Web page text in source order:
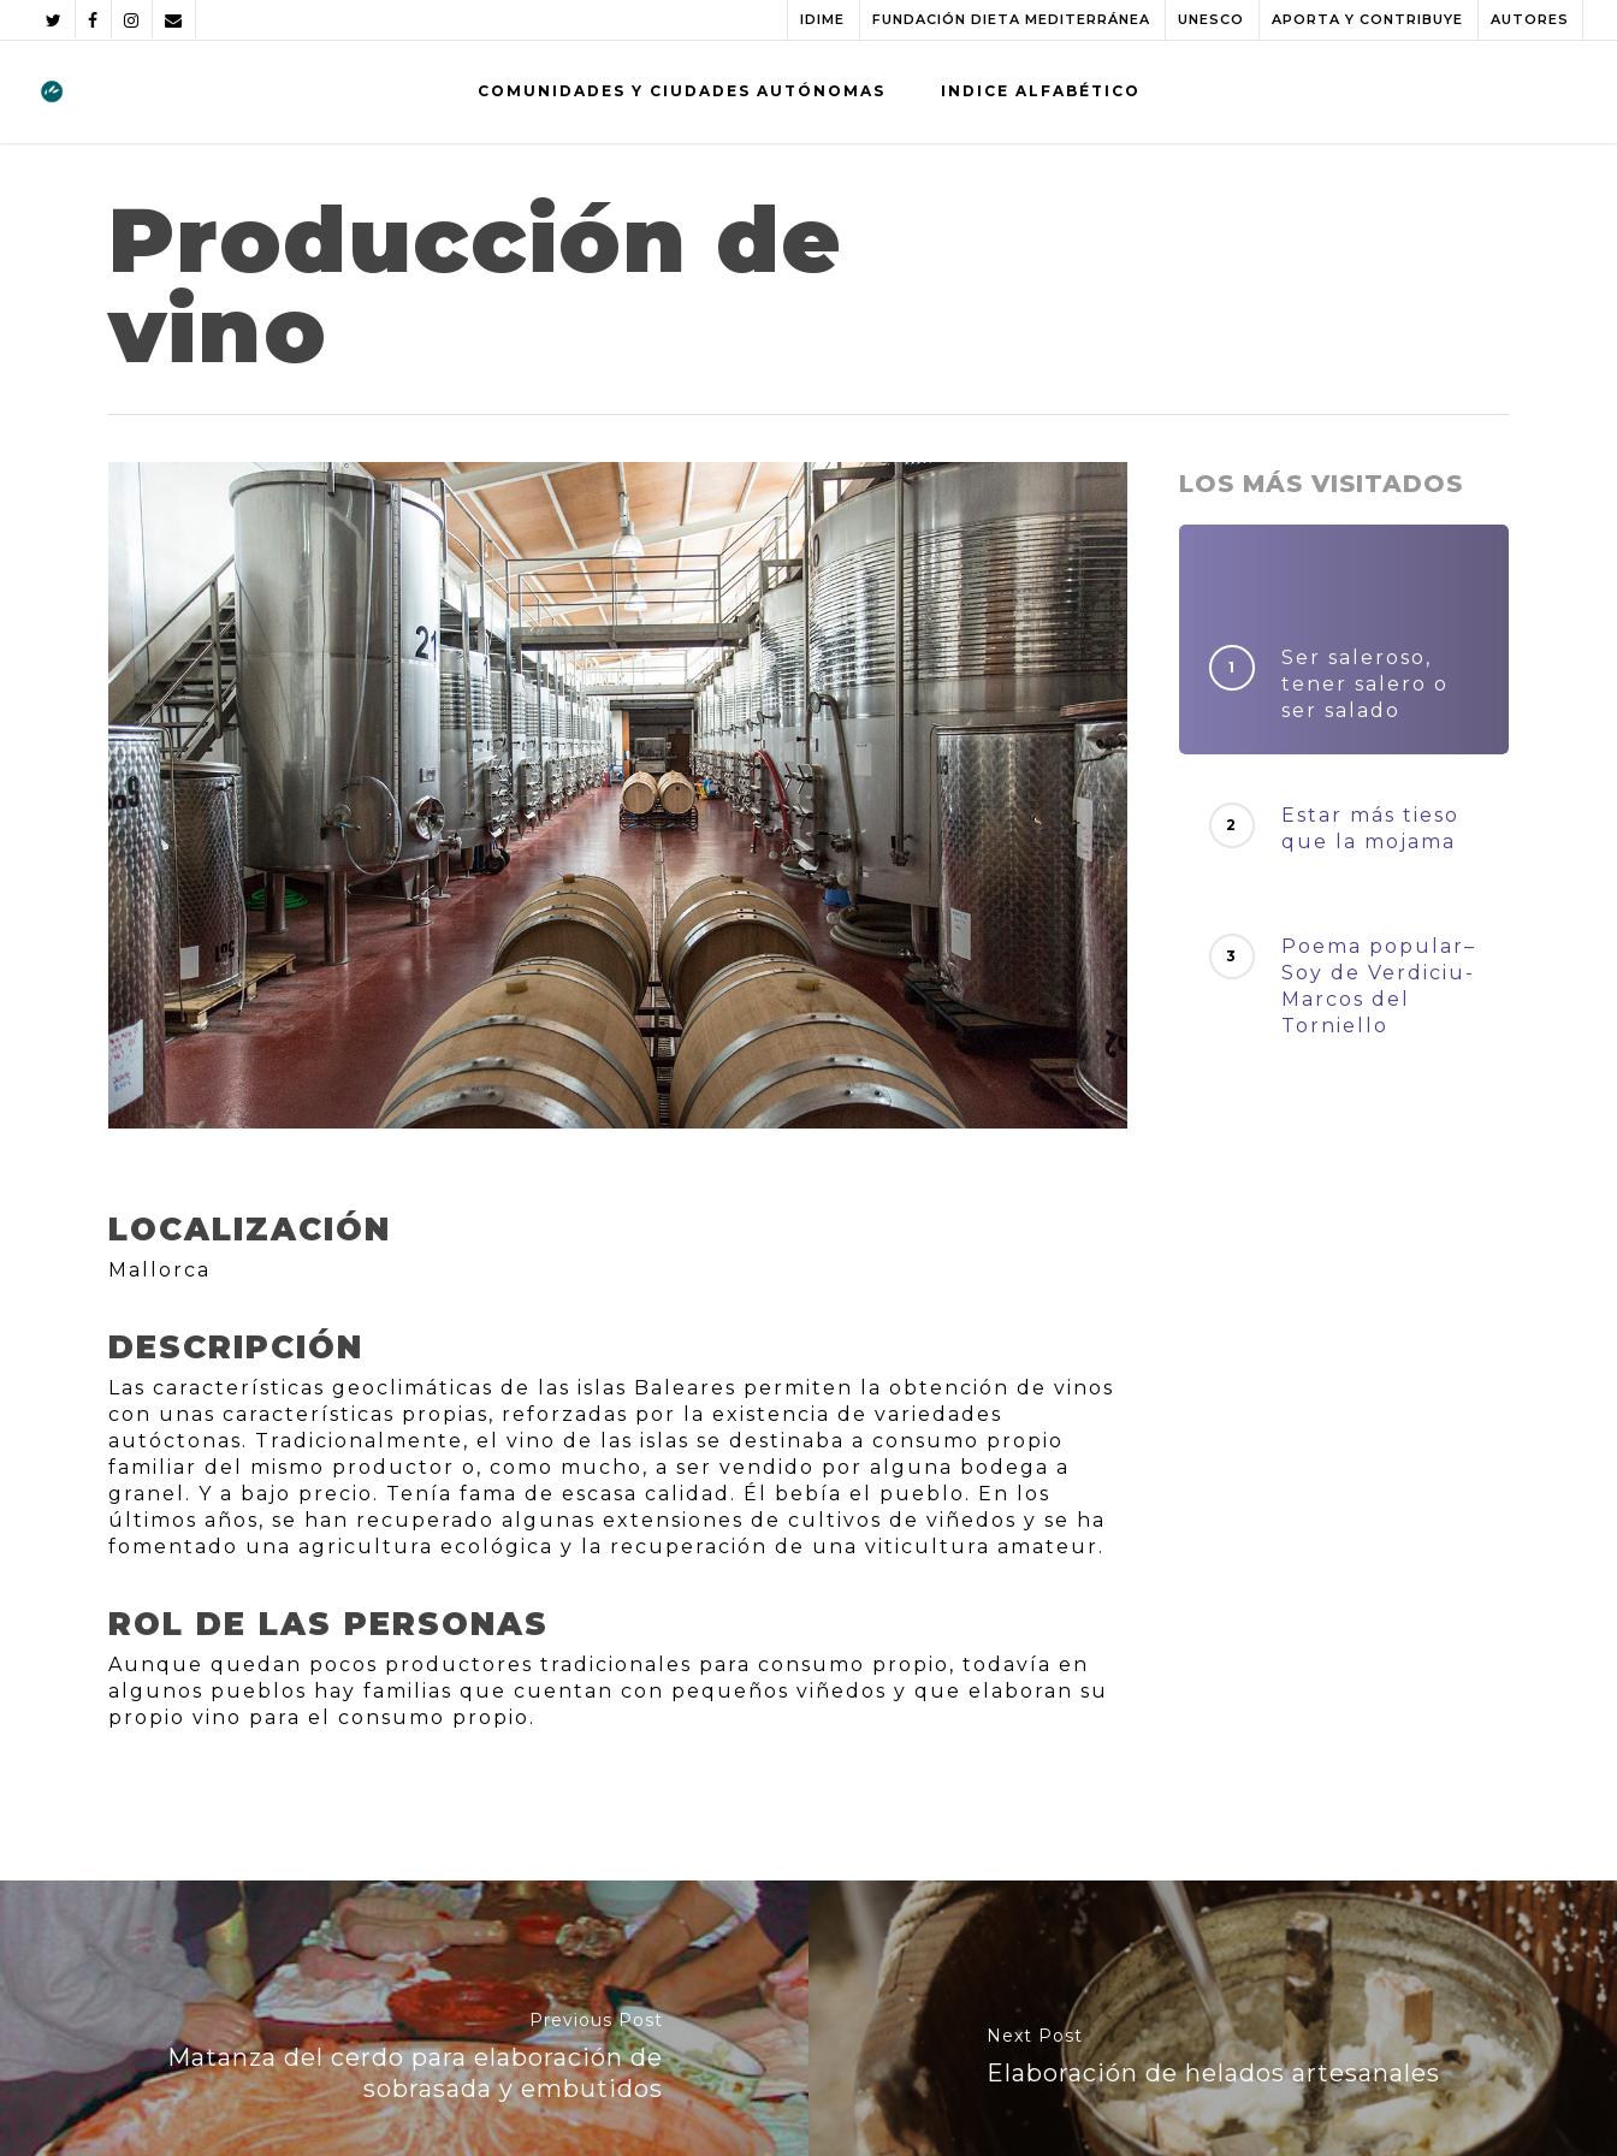
IDIME FUNDACIÓN DIETA MEDITERRÁNEA UNESCO APORTA Y CONTRIBUYE AUTORES
COMUNIDADES Y CIUDADES AUTÓNOMAS INDICE ALFABÉTICO
Producción de
vino
LOCALIZACIÓN
Mallorca
DESCRIPCIÓN
Las características geoclimáticas de las islas Baleares permiten la obtención de vinos
con unas características propias, reforzadas por la existencia de variedades
autóctonas. Tradicionalmente, el vino de las islas se destinaba a consumo propio
familiar del mismo productor o, como mucho, a ser vendido por alguna bodega a
granel. Y a bajo precio. Tenía fama de escasa calidad. Él bebía el pueblo. En los
últimos años, se han recuperado algunas extensiones de cultivos de viñedos y se ha
fomentado una agricultura ecológica y la recuperación de una viticultura amateur.
ROL DE LAS PERSONAS
Aunque quedan pocos productores tradicionales para consumo propio, todavía en
algunos pueblos hay familias que cuentan con pequeños viñedos y que elaboran su
propio vino para el consumo propio.
LOS MÁS VISITADOS
Ser saleroso,
tener salero o
ser salado
Estar más tieso
que la mojama
Poema popular–
Soy de Verdiciu-
Marcos del
Torniello
Previous Post
Matanza del cerdo para elaboración de
sobrasada y embutidos
Next Post
Elaboración de helados artesanales